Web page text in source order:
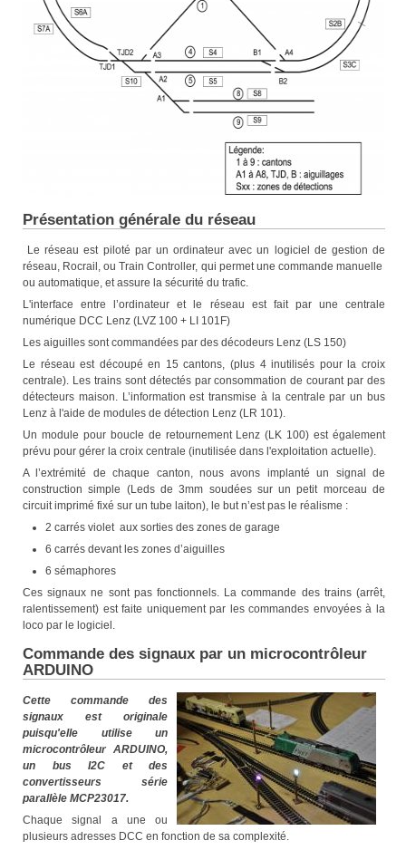
Présentation générale du réseau
Le réseau est piloté par un ordinateur avec un logiciel de gestion de
réseau, Rocrail, ou Train Controller, qui permet une commande manuelle
ou automatique, et assure la sécurité du trafic.
L'interface entre l’ordinateur et le réseau est fait par une centrale
numérique DCC Lenz (LVZ 100 + LI 101F)
Les aiguilles sont commandées par des décodeurs Lenz (LS 150)
Le réseau est découpé en 15 cantons, (plus 4 inutilisés pour la croix
centrale). Les trains sont détectés par consommation de courant par des
détecteurs maison. L’information est transmise à la centrale par un bus
Lenz à l'aide de modules de détection Lenz (LR 101).
Un module pour boucle de retournement Lenz (LK 100) est également
prévu pour gérer la croix centrale (inutilisée dans l'exploitation actuelle).
A l’extrémité de chaque canton, nous avons implanté un signal de
construction simple (Leds de 3mm soudées sur un petit morceau de
circuit imprimé fixé sur un tube laiton), le but n’est pas le réalisme :
2 carrés violet aux sorties des zones de garage
6 carrés devant les zones d’aiguilles
6 sémaphores
Ces signaux ne sont pas fonctionnels. La commande des trains (arrêt,
ralentissement) est faite uniquement par les commandes envoyées à la
loco par le logiciel.
Commande des signaux par un microcontrôleur
ARDUINO
Cette commande des
signaux est originale
puisqu'elle utilise un
microcontrôleur ARDUINO,
un bus I2C et des
convertisseurs série
parallèle MCP23017.
Chaque signal a une ou
plusieurs adresses DCC en fonction de sa complexité.